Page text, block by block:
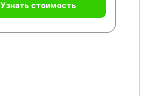
Узнать стоимость